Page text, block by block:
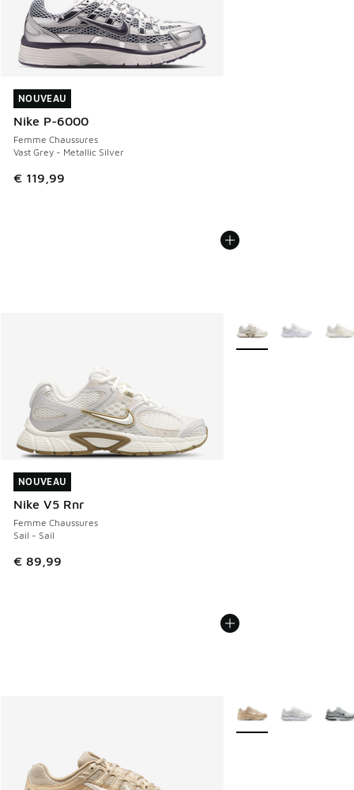
NOUVEAU
Nike P-6000
Femme Chaussures
Vast Grey - Metallic Silver
€ 119,99
NOUVEAU
NOUVEAU
Nike V5 Rnr
Femme Chaussures
Sail - Sail
€ 89,99
NOUVEAU
Plus de couleurs
Plus de couleurs